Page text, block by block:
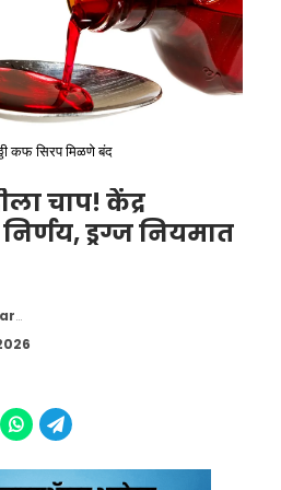
ताण जास्त असेल.
कफ सिरप मिळणे बंद
चाप! केंद्र
ड्रग्ज नियमात